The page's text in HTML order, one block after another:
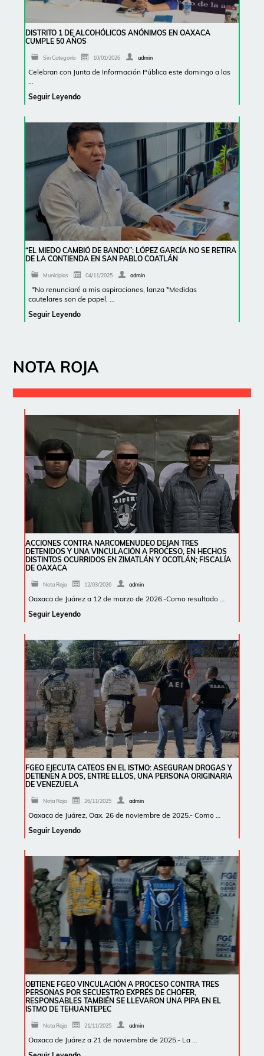
DISTRITO 1 DE ALCOHÓLICOS ANÓNIMOS EN OAXACA
CUMPLE 50 AÑOS
Sin Categoría 10/01/2026 admin
Celebran con Junta de Información Pública este domingo a las
…
Seguir Leyendo
“EL MIEDO CAMBIÓ DE BANDO”: LÓPEZ GARCÍA NO SE RETIRA
DE LA CONTIENDA EN SAN PABLO COATLÁN
Municipios 04/11/2025 admin
*No renunciaré a mis aspiraciones, lanza *Medidas
cautelares son de papel, …
Seguir Leyendo
NOTA ROJA
ACCIONES CONTRA NARCOMENUDEO DEJAN TRES
DETENIDOS Y UNA VINCULACIÓN A PROCESO, EN HECHOS
DISTINTOS OCURRIDOS EN ZIMATLÁN Y OCOTLÁN; FISCALÍA
DE OAXACA
Nota Roja 12/03/2026 admin
Oaxaca de Juárez a 12 de marzo de 2026.-Como resultado …
Seguir Leyendo
FGEO EJECUTA CATEOS EN EL ISTMO: ASEGURAN DROGAS Y
DETIENEN A DOS, ENTRE ELLOS, UNA PERSONA ORIGINARIA
DE VENEZUELA
Nota Roja 26/11/2025 admin
Oaxaca de Juárez, Oax. 26 de noviembre de 2025.- Como …
Seguir Leyendo
OBTIENE FGEO VINCULACIÓN A PROCESO CONTRA TRES
PERSONAS POR SECUESTRO EXPRÉS DE CHOFER,
RESPONSABLES TAMBIÉN SE LLEVARON UNA PIPA EN EL
ISTMO DE TEHUANTEPEC
Nota Roja 21/11/2025 admin
Oaxaca de Juárez a 21 de noviembre de 2025.- La …